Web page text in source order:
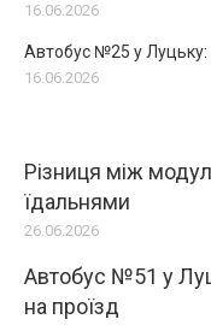
16.06.2026
Автобус №25 у Луцьку:
16.06.2026
Різниця між
їдальнями
26.06.2026
Автобус №51 у
на проїзд